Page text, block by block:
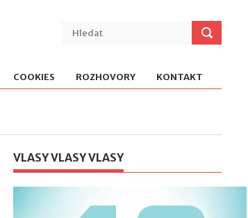
COOKIES ROZHOVORY KONTAKT
VLASY VLASY VLASY